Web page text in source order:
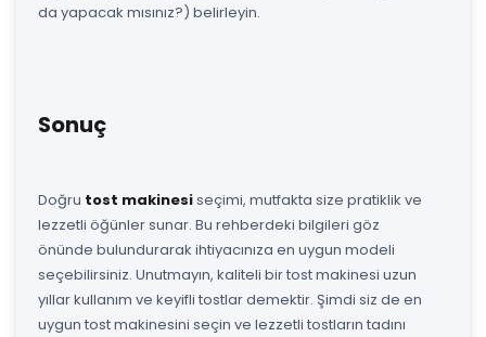
da yapacak mısınız?) belirleyin.
Sonuç
Doğru tost makinesiseçimi, mutfakta size pratiklik ve
lezzetli öğünler sunar. Bu rehberdeki bilgileri göz
önünde bulundurarak ihtiyacınıza en uygun modeli
seçebilirsiniz. Unutmayın, kaliteli bir tost makinesi uzun
yıllar kullanım ve keyifli tostlar demektir. Şimdi siz de en
uygun tost makinesini seçin ve lezzetli tostların tadını